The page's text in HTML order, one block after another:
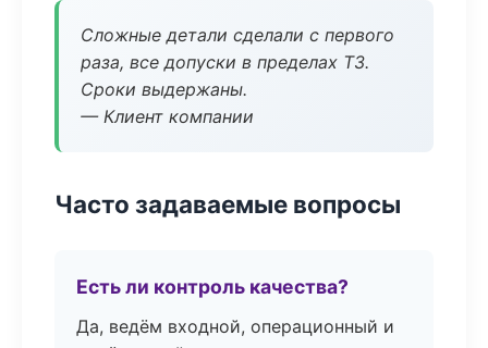
Сложные детали сделали с первого
раза, все допуски в пределах ТЗ.
Сроки выдержаны.
— Клиент компании
Часто задаваемые вопросы
Есть ли контроль качества?
Да, ведём входной, операционный и